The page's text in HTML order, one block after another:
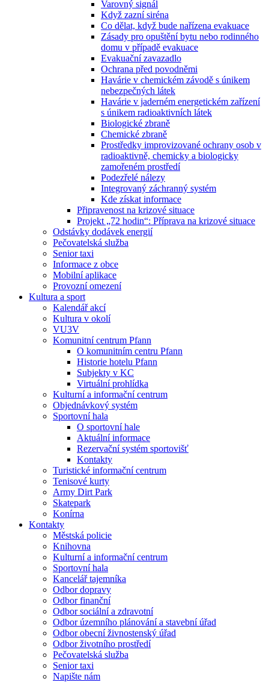
Varovný signál
Když zazní siréna
Co dělat, když bude nařízena evakuace
Zásady pro opuštění bytu nebo rodinného
domu v případě evakuace
Evakuační zavazadlo
Ochrana před povodněmi
Havárie v chemickém závodě s únikem
nebezpečných látek
Havárie v jaderném energetickém zařízení
s únikem radioaktivních látek
Biologické zbraně
Chemické zbraně
Prostředky improvizované ochrany osob v
radioaktivně, chemicky a biologicky
zamořeném prostředí
Podezřelé nálezy
Integrovaný záchranný systém
Kde získat informace
Připravenost na krizové situace
Projekt „72 hodin“: Příprava na krizové situace
Odstávky dodávek energií
Pečovatelská služba
Senior taxi
Informace z obce
Mobilní aplikace
Provozní omezení
Kultura a sport
Kalendář akcí
Kultura v okolí
VU3V
Komunitní centrum Pfann
O komunitním centru Pfann
Historie hotelu Pfann
Subjekty v KC
Virtuální prohlídka
Kulturní a informační centrum
Objednávkový systém
Sportovní hala
O sportovní hale
Aktuální informace
Rezervační systém sportovišť
Kontakty
Turistické informační centrum
Tenisové kurty
Army Dirt Park
Skatepark
Konírna
Kontakty
Městská policie
Knihovna
Kulturní a informační centrum
Sportovní hala
Kancelář tajemníka
Odbor dopravy
Odbor finanční
Odbor sociální a zdravotní
Odbor územního plánování a stavební úřad
Odbor obecní živnostenský úřad
Odbor životního prostředí
Pečovatelská služba
Senior taxi
Napište nám